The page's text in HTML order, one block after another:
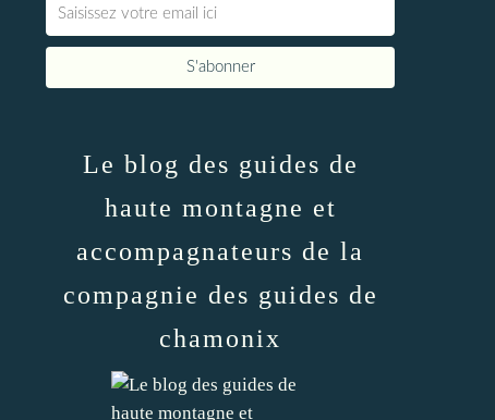
Le blog des guides de
haute montagne et
accompagnateurs de la
compagnie des guides de
chamonix